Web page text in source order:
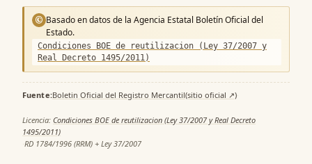
© Basado en datos de la Agencia Estatal Boletín Oficial del
Estado.
Condiciones BOE de reutilizacion (Ley 37/2007 y
Real Decreto 1495/2011)
Fuente:Boletin Oficial del Registro Mercantil(sitio oficial ↗)·
Licencia: Condiciones BOE de reutilizacion (Ley 37/2007 y Real Decreto
1495/2011)
·RD 1784/1996 (RRM) + Ley 37/2007